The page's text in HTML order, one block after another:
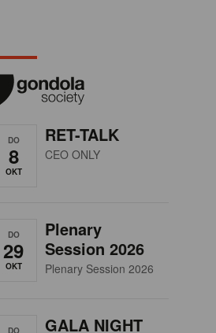
DO
8
OKT
RET-TALK
CEO ONLY
DO
29
OKT
Plenary
Session 2026
Plenary Session 2026
DO
GALA NIGHT